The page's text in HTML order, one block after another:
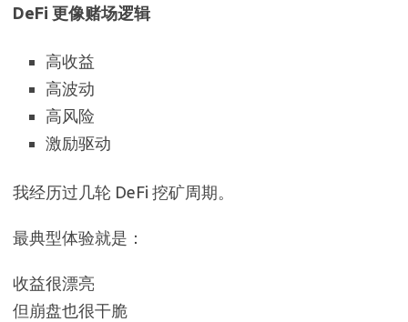
DeFi 更像赌场逻辑
高收益
高波动
高风险
激励驱动
我经历过几轮 DeFi 挖矿周期。
最典型体验就是：
收益很漂亮
但崩盘也很干脆